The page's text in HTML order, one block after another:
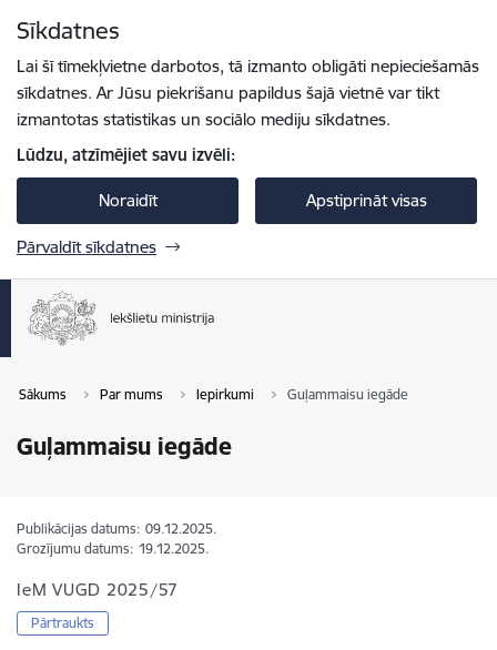
Sīkdatnes
Lai šī tīmekļvietne darbotos, tā izmanto obligāti nepieciešamās
sīkdatnes. Ar Jūsu piekrišanu papildus šajā vietnē var tikt
izmantotas statistikas un sociālo mediju sīkdatnes.
Lūdzu, atzīmējiet savu izvēli:
Noraidīt Apstiprināt visas
Pārvaldīt sīkdatnes
Sākums Par mums Iepirkumi Guļammaisu iegāde
Guļammaisu iegāde
Publikācijas datums: 09.12.2025.
Grozījumu datums: 19.12.2025.
IeM VUGD 2025/57
Pārtraukts